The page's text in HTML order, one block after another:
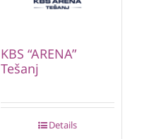
KBS “ARENA”
Tešanj
Details